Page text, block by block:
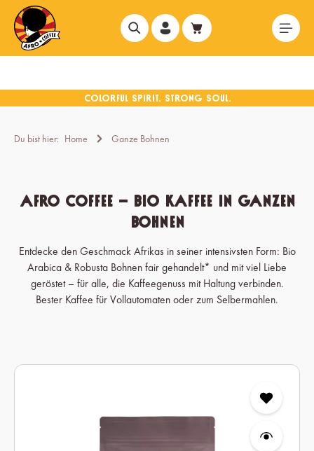
springen
Du bist hier: Home Ganze Bohnen
Afro Coffee – Bio Kaffee in ganzen
Bohnen
Entdecke den Geschmack Afrikas in seiner intensivsten Form: Bio
Arabica & Robusta Bohnen fair gehandelt* und mit viel Liebe
geröstet – für alle, die Kaffeegenuss mit Haltung verbinden.
Bester Kaffee für Vollautomaten oder zum Selbermahlen.